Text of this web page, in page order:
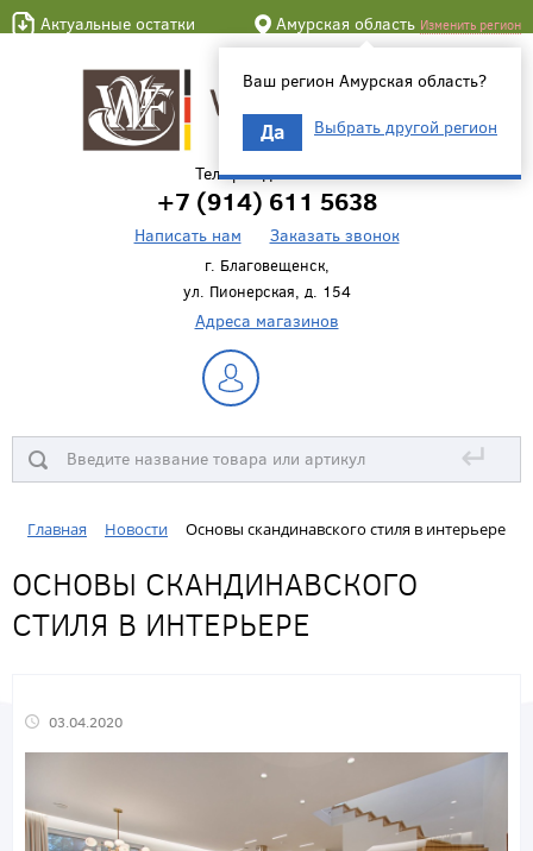
Актуальные остатки Амурская область Изменить регион
Ваш регион Амурская область?
Да Выбрать другой регион
Телефон для связи
+7 (914) 611 5638
Написать нам Заказать звонок
г. Благовещенск,
ул. Пионерская, д. 154
Адреса магазинов
↵
Главная Новости Основы скандинавского стиля в интерьере
ОСНОВЫ СКАНДИНАВСКОГО
СТИЛЯ В ИНТЕРЬЕРЕ
03.04.2020